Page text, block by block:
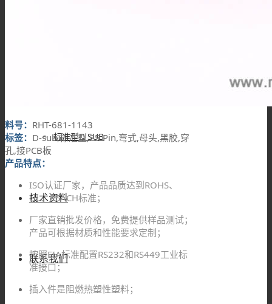
标准型D SUB
技术资料
联系我们
料号： RHT-681-1143
标签： D-sub,标准型,25 Pin,弯式,母头,黑胶,穿
孔,接PCB板
产品特点：
ISO认证厂家，产品品质达到ROHS、
UL、REACH标准；
厂家直销批发价格，免费提供样品测试；
产品可根据材质和性能要求定制；
按照EIA标准配置RS232和RS449工业标
准接口；
插入件是阻燃热塑性塑料；